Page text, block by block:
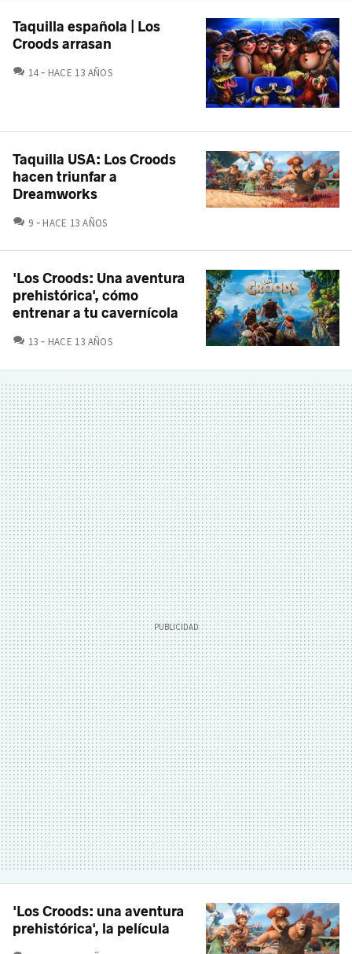
Taquilla española | Los
Croods arrasan
14 COMENTARIOS
HACE 13 AÑOS
Taquilla USA: Los Croods
hacen triunfar a
Dreamworks
9 COMENTARIOS
HACE 13 AÑOS
'Los Croods: Una aventura
prehistórica', cómo
entrenar a tu cavernícola
13 COMENTARIOS
HACE 13 AÑOS
'Los Croods: una aventura
prehistórica', la película